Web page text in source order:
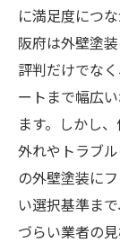
に満足度につ
阪府は外壁塗
評判だけでな
ートまで幅広
ます。しかし
外れやトラブ
の外壁塗装に
い選択基準ま
づらい業者の